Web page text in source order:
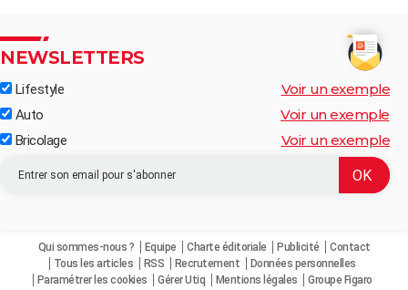
NEWSLETTERS
Lifestyle Voir un exemple
Auto Voir un exemple
Bricolage Voir un exemple
Qui sommes-nous ? Equipe Charte éditoriale Publicité
Contact
Tous les articles
RSS Recrutement
Données personnelles
Paramétrer les cookies
Gérer Utiq Mentions légales Groupe Figaro